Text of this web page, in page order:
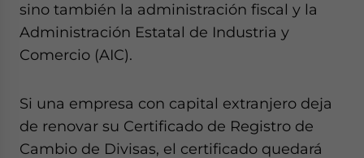
sino también la administración fiscal y la
Administración Estatal de Industria y
Comercio (AIC).
Si una empresa con capital extranjero deja
de renovar su Certificado de Registro de
Cambio de Divisas, el certificado quedará